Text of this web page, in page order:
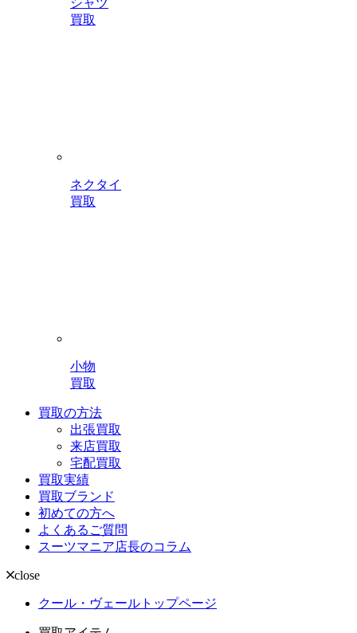
シャツ
買取
ネクタイ
買取
小物
買取
買取の方法
出張買取
来店買取
宅配買取
買取実績
買取ブランド
初めての方へ
よくあるご質問
スーツマニア店長のコラム
close
クール・ヴェールトップページ